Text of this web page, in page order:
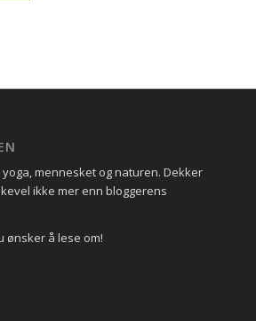
mennesket og naturen. Dekker
ikke mer enn bloggerens
ønsker å lese om!